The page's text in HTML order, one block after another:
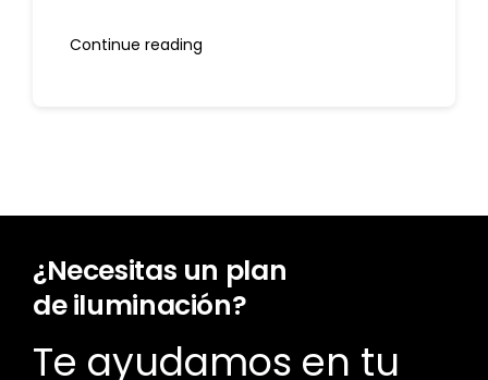
Continue reading
¿Necesitas un plan
de iluminación?
Te ayudamos en tu